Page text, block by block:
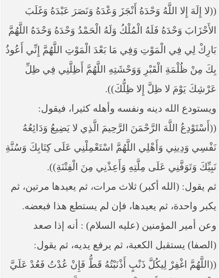
((لا إِلَهَ إِلا اللَّهُ وَحْدَهُ أَنْجَزَ وَعْدَهُ وَنَصَرَ عَبْدَهُ وَغَلَبَ
الأَحْزَابَ وَحْدَهُ فَلَهُ الْمُلْكُ وَلَهُ الْحَمْدُ وَحْدَهُ وَحْدَهُ اللَّهُمَّ
بَارِكْ لِي فِي الْمَوْتِ وَفِي مَا بَعْدَ الْمَوْتِ اللَّهُمَّ إِنِّي أَعُوذُ
بِكَ مِنْ ظُلْمَةِ الْقَبْرِ وَوَحْشَتِهِ اللَّهُمَّ أَظِلَّنِي فِي ظِلِّ
عَرْشِكَ يَوْمَ لا ظِلَّ إِلا ظِلُّكَ)).
ويستودع الله دينه ونفسه وأهله كثيرا، فيقول:
((أَسْتَوْدِعُ اللَّهَ الرَّحْمَنَ الرَّحِيمَ الَّذِي لا يَضِيعُ وَدَائِعُهُ
نَفْسِي وَدِينِي وَأَهْلِي اللَّهُمَّ اسْتَعْمِلْنِي عَلَى كِتَابِكَ وَسُنَّةِ
نَبِيِّكَ وَتَوَفَّنِي عَلَى مِلَّتِهِ وَأَعِذْنِي مِنَ الْفِتْنَةِ)).
ثم يقول: (الله أكبر) ثلاث مرات، ثم يعيدها مرتين، ثم
يكبر واحدة، ثم يعيدها، فإن لم يستطع هذا فبعضه.
وعن أمير المؤمنين (عليه السلام) : أنه إذا صعد
(الصفا) يستقبل الكعبة، ثم يرفع يديه، ثم يقول:
((اللَّهُمَّ اغْفِرْ لِي‏كُلَّ ذَنْبٍ أَذْنَبْتُهُ قَطُّ فَإِنْ عُدْتُ‏ فَعُدْ عَلَيَّ